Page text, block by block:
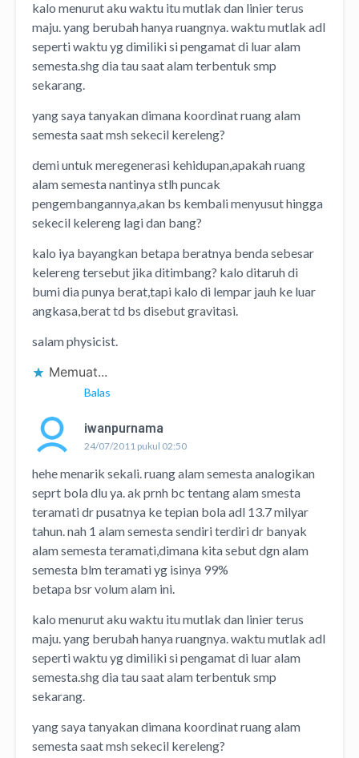
kalo menurut aku waktu itu mutlak dan linier terus
maju. yang berubah hanya ruangnya. waktu mutlak adl
seperti waktu yg dimiliki si pengamat di luar alam
semesta.shg dia tau saat alam terbentuk smp
sekarang.
yang saya tanyakan dimana koordinat ruang alam
semesta saat msh sekecil kereleng?
demi untuk meregenerasi kehidupan,apakah ruang
alam semesta nantinya stlh puncak
pengembangannya,akan bs kembali menyusut hingga
sekecil kelereng lagi dan bang?
kalo iya bayangkan betapa beratnya benda sebesar
kelereng tersebut jika ditimbang? kalo ditaruh di
bumi dia punya berat,tapi kalo di lempar jauh ke luar
angkasa,berat td bs disebut gravitasi.
salam physicist.
Memuat...
Balas
iwanpurnama
24/07/2011 pukul 02:50
hehe menarik sekali. ruang alam semesta analogikan
seprt bola dlu ya. ak prnh bc tentang alam smesta
teramati dr pusatnya ke tepian bola adl 13.7 milyar
tahun. nah 1 alam semesta sendiri terdiri dr banyak
alam semesta teramati,dimana kita sebut dgn alam
semesta blm teramati yg isinya 99%
betapa bsr volum alam ini.
kalo menurut aku waktu itu mutlak dan linier terus
maju. yang berubah hanya ruangnya. waktu mutlak adl
seperti waktu yg dimiliki si pengamat di luar alam
semesta.shg dia tau saat alam terbentuk smp
sekarang.
yang saya tanyakan dimana koordinat ruang alam
semesta saat msh sekecil kereleng?